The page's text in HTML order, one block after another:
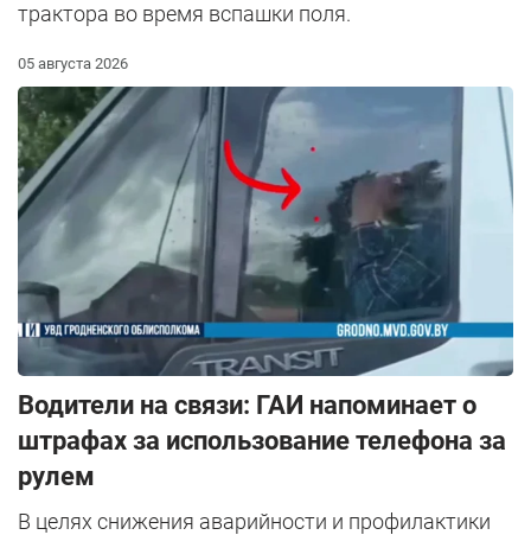
трактора во время вспашки поля.
05 августа 2026
Водители на связи: ГАИ напоминает о
штрафах за использование телефона за
рулем
В целях снижения аварийности и профилактики